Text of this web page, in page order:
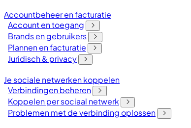
Accountbeheer en facturatie
Account en toegang
Brands en gebruikers
Plannen en facturatie
Juridisch & privacy
Je sociale netwerken koppelen
Verbindingen beheren
Koppelen per sociaal netwerk
Problemen met de verbinding oplossen